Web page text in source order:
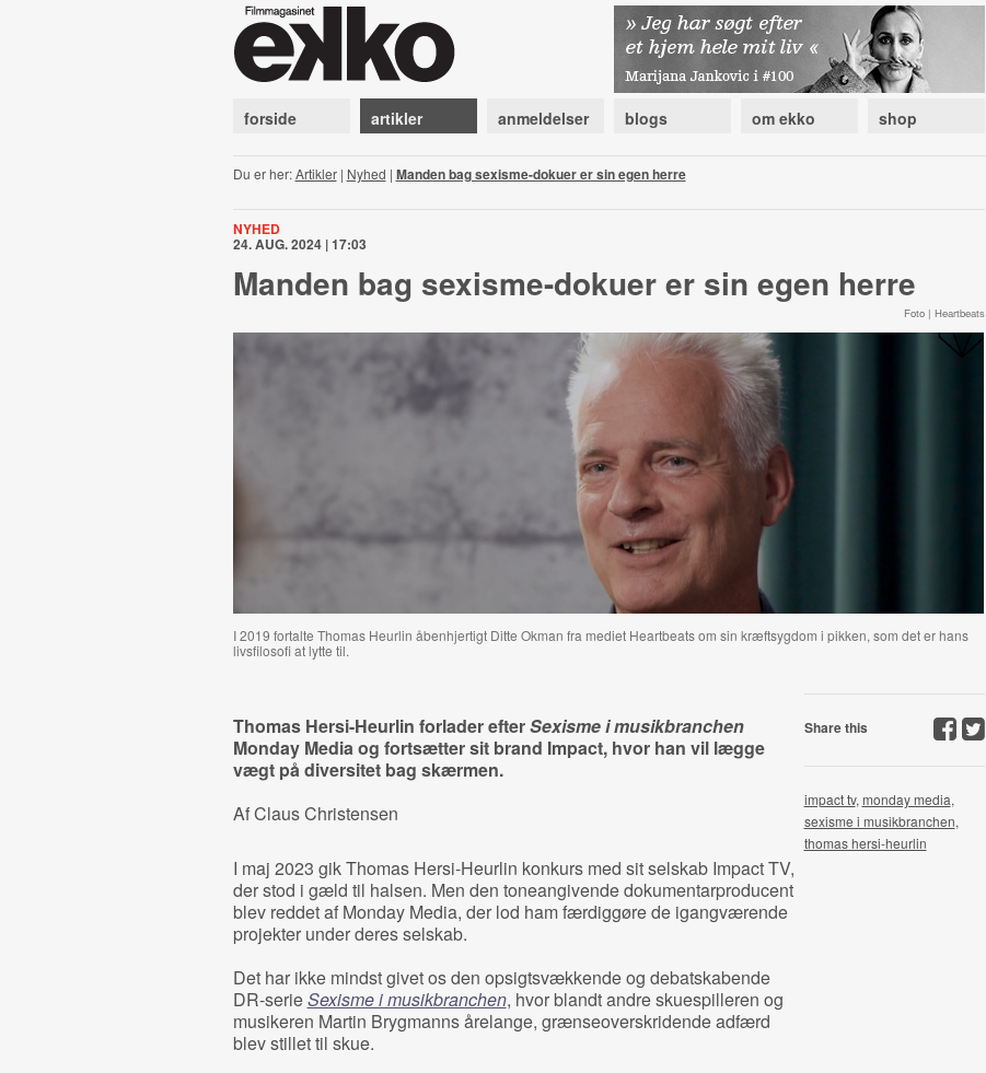
forside artikler anmeldelser blogs om ekko shop
Du er her:Artikler| Nyhed | Manden bag sexisme-dokuer er sin egen herre
NYHED
24. AUG. 2024 | 17:03
Manden bag sexisme-dokuer er sin egen herre
Foto | Heartbeats
I 2019 fortalte Thomas Heurlin åbenhjertigt Ditte Okman fra mediet Heartbeats om sin kræftsygdom i pikken, som det er hans
livsfilosofi at lytte til.
Thomas Hersi-Heurlin forlader efterSexisme i musikbranchen
Monday Media og fortsætter sit brand Impact, hvor han vil lægge
vægt på diversitet bag skærmen.
Af Claus Christensen
I maj 2023 gik Thomas Hersi-Heurlin konkurs med sit selskab Impact TV,
der stod i gæld til halsen. Men den toneangivende dokumentarproducent
blev reddet af Monday Media, der lod ham færdiggøre de igangværende
projekter under deres selskab.
Det har ikke mindst givet os den opsigtsvækkende og debatskabende
DR-serieSexisme i musikbranchen, hvor blandt andre skuespilleren og
musikeren Martin Brygmanns årelange, grænseoverskridende adfærd
blev stillet til skue.
Share this
impact tv, monday media,
sexisme i musikbranchen,
thomas hersi-heurlin